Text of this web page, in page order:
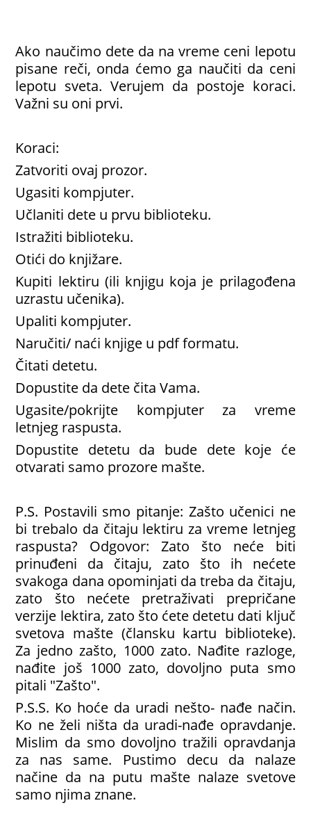
Ako naučimo dete da na vreme ceni lepotu
pisane reči, onda ćemo ga naučiti da ceni
lepotu sveta. Verujem da postoje koraci.
Važni su oni prvi.
Koraci:
Zatvoriti ovaj prozor.
Ugasiti kompjuter.
Učlaniti dete u prvu biblioteku.
Istražiti biblioteku.
Otići do knjižare.
Kupiti lektiru (ili knjigu koja je prilagođena
uzrastu učenika).
Upaliti kompjuter.
Naručiti/ naći knjige u pdf formatu.
Čitati detetu.
Dopustite da dete čita Vama.
Ugasite/pokrijte kompjuter za vreme
letnjeg raspusta.
Dopustite detetu da bude dete koje će
otvarati samo prozore mašte.
P.S. Postavili smo pitanje: Zašto učenici ne
bi trebalo da čitaju lektiru za vreme letnjeg
raspusta? Odgovor: Zato što neće biti
prinuđeni da čitaju, zato što ih nećete
svakoga dana opominjati da treba da čitaju,
zato što nećete pretraživati prepričane
verzije lektira, zato što ćete detetu dati ključ
svetova mašte (člansku kartu biblioteke).
Za jedno zašto, 1000 zato. Nađite razloge,
nađite još 1000 zato, dovoljno puta smo
pitali "Zašto".
P.S.S. Ko hoće da uradi nešto- nađe način.
Ko ne želi ništa da uradi-nađe opravdanje.
Mislim da smo dovoljno tražili opravdanja
za nas same. Pustimo decu da nalaze
načine da na putu mašte nalaze svetove
samo njima znane.